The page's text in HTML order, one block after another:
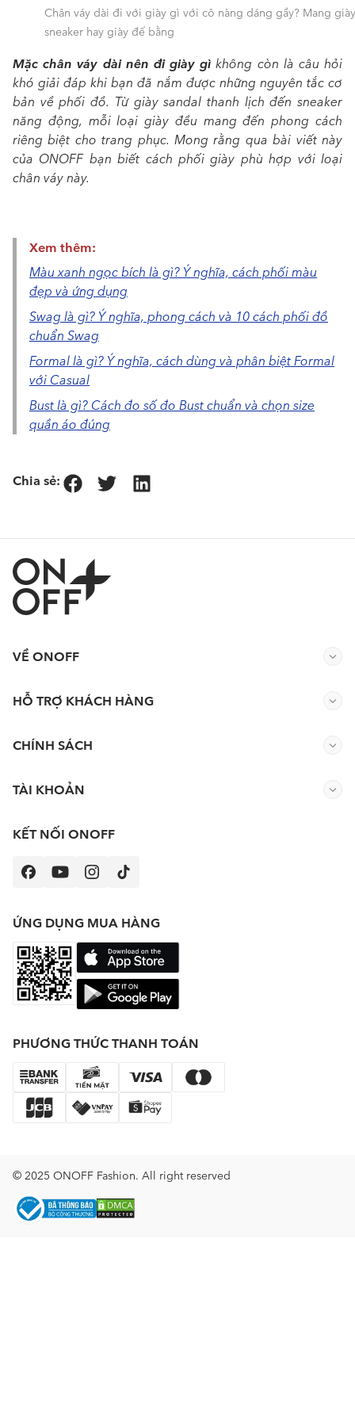
Chân váy dài đi với giày gì với cô nàng dáng gầy? Mang giày
sneaker hay giày đế bằng
Mặc chân váy dài nên đi giày gì không còn là câu hỏi
khó giải đáp khi bạn đã nắm được những nguyên tắc cơ
bản về phối đồ. Từ giày sandal thanh lịch đến sneaker
năng động, mỗi loại giày đều mang đến phong cách
riêng biệt cho trang phục. Mong rằng qua bài viết này
của ONOFF bạn biết cách phối giày phù hợp với loại
chân váy này.
Xem thêm:
Màu xanh ngọc bích là gì? Ý nghĩa, cách phối màu
đẹp và ứng dụng
Swag là gì? Ý nghĩa, phong cách và 10 cách phối đồ
chuẩn Swag
Formal là gì? Ý nghĩa, cách dùng và phân biệt Formal
với Casual
Bust là gì? Cách đo số đo Bust chuẩn và chọn size
quần áo đúng
Chia sẻ:
HỖ TRỢ KHÁCH HÀNG
TÀI KHOẢN
CHÍNH SÁCH
VỀ ONOFF
KẾT NỐI ONOFF
ỨNG DỤNG MUA HÀNG
PHƯƠNG THỨC THANH TOÁN
© 2025 ONOFF Fashion. All right reserved